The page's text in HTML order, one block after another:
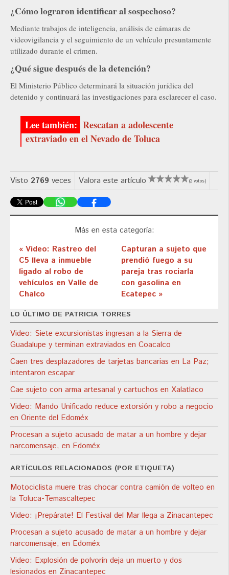
¿Cómo lograron identificar al sospechoso?
Mediante trabajos de inteligencia, análisis de cámaras de
videovigilancia y el seguimiento de un vehículo presuntamente
utilizado durante el crimen.
¿Qué sigue después de la detención?
El Ministerio Público determinará la situación jurídica del
detenido y continuará las investigaciones para esclarecer el caso.
Rescatan a adolescente
extraviado en el Nevado de Toluca
Visto 2769 veces Valora este artículo (2 votos)
Más en esta categoría:
« Video: Rastreo del
C5 lleva a inmueble
ligado al robo de
vehículos en Valle de
Chalco
Capturan a sujeto que
prendió fuego a su
pareja tras rociarla
con gasolina en
Ecatepec »
LO ÚLTIMO DE PATRICIA TORRES
Video: Siete excursionistas ingresan a la Sierra de
Guadalupe y terminan extraviados en Coacalco
Caen tres desplazadores de tarjetas bancarias en La Paz;
intentaron escapar
Cae sujeto con arma artesanal y cartuchos en Xalatlaco
Video: Mando Unificado reduce extorsión y robo a negocio
en Oriente del Edoméx
Procesan a sujeto acusado de matar a un hombre y dejar
narcomensaje, en Edoméx
ARTÍCULOS RELACIONADOS (POR ETIQUETA)
Motociclista muere tras chocar contra camión de volteo en
la Toluca-Temascaltepec
Video: ¡Prepárate! El Festival del Mar llega a Zinacantepec
Procesan a sujeto acusado de matar a un hombre y dejar
narcomensaje, en Edoméx
Video: Explosión de polvorín deja un muerto y dos
lesionados en Zinacantepec